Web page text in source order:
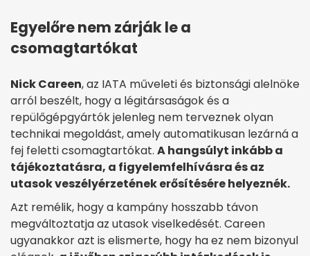
Egyelőre nem zárják le a
csomagtartókat
Nick Careen, az IATA műveleti és biztonsági alelnöke
arról beszélt, hogy a légitársaságok és a
repülőgépgyártók jelenleg nem terveznek olyan
technikai megoldást, amely automatikusan lezárná a
fej feletti csomagtartókat. A hangsúlyt inkább a
tájékoztatásra, a figyelemfelhívásra és az
utasok veszélyérzetének erősítésére helyeznék.
Azt remélik, hogy a kampány hosszabb távon
megváltoztatja az utasok viselkedését. Careen
ugyanakkor azt is elismerte, hogy ha ez nem bizonyul